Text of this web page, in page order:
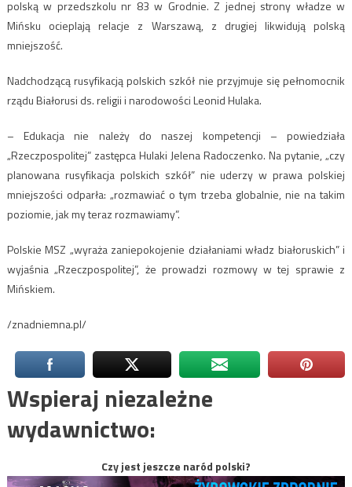
polską w przedszkolu nr 83 w Grodnie. Z jednej strony władze w
Mińsku ocieplają relacje z Warszawą, z drugiej likwidują polską
mniejszość.
Nadchodzącą rusyfikacją polskich szkół nie przyjmuje się pełnomocnik
rządu Białorusi ds. religii i narodowości Leonid Hulaka.
– Edukacja nie należy do naszej kompetencji – powiedziała
„Rzeczpospolitej” zastępca Hulaki Jelena Radoczenko. Na pytanie, „czy
planowana rusyfikacja polskich szkół” nie uderzy w prawa polskiej
mniejszości odparła: „rozmawiać o tym trzeba globalnie, nie na takim
poziomie, jak my teraz rozmawiamy”.
Polskie MSZ „wyraża zaniepokojenie działaniami władz białoruskich” i
wyjaśnia „Rzeczpospolitej”, że prowadzi rozmowy w tej sprawie z
Mińskiem.
/znadniemna.pl/
Wspieraj niezależne
wydawnictwo:
Czy jest jeszcze naród polski?